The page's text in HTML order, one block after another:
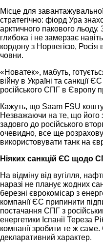
Місце для
стратегічно: фіорд Ура
арктичного пакового
глибока і не замерзає
кордону з Норвегією, Росія
човни.
«Новатек», мабуть,
війну в Україні та санкції
російського СПГ в Європу
Кажуть, що Saam FSU
Незважаючи на те, що його
задовго до російського
очевидно, все ще
використовувати танк на
Ніяких санкцій ЄС щодо
На відміну від вугілля,
наразі не планує жодних
березні єврокомісар з
компанії ЄС припинити
постачання СПГ з
енергетики Іспанії Тереза
компанії зробити те ж
декларативний характер.